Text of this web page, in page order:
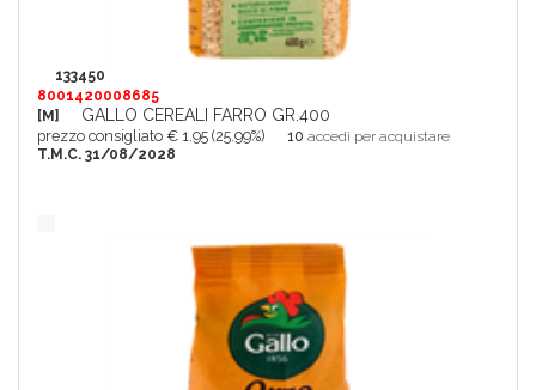
133450
8001420008685
[M]
GALLO CEREALI FARRO GR.400
prezzo consigliato € 1.95 (25.99%) 10 accedi per acquistare
T.M.C. 31/08/2028